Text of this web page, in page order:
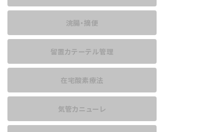
浣腸・摘便
留置カテーテル管理
在宅酸素療法
気管カニューレ